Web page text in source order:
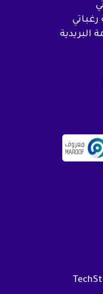
رغباتي
البريدية